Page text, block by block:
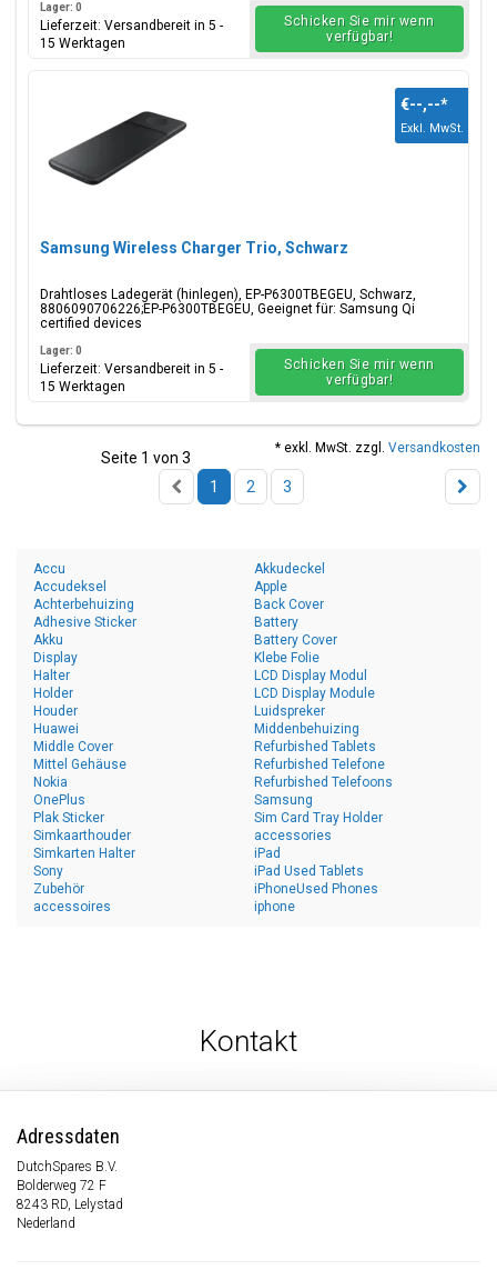
Lager: 0
Lieferzeit: Versandbereit in 5 -
15 Werktagen
Schicken Sie mir wenn
verfügbar!
Samsung Wireless Charger Trio, Schwarz
Drahtloses Ladegerät (hinlegen), EP-P6300TBEGEU, Schwarz,
8806090706226;EP-P6300TBEGEU, Geeignet für: Samsung Qi
certified devices
€--,--*
Exkl. MwSt.
Lager: 0
Lieferzeit: Versandbereit in 5 -
15 Werktagen
Schicken Sie mir wenn
verfügbar!
* exkl. MwSt. zzgl. Versandkosten
Seite 1 von 3
1
2 3
Accu
Accudeksel
Achterbehuizing
Adhesive Sticker
Akku
Akkudeckel
Apple
Back Cover
Battery
Battery Cover
Display
Halter
Holder
Houder
Huawei
Klebe Folie
LCD Display Modul
LCD Display Module
Luidspreker
Middenbehuizing
Middle Cover
Mittel Gehäuse
Nokia
OnePlus
Plak Sticker
Refurbished Tablets
Refurbished Telefone
Refurbished Telefoons
Samsung
Sim Card Tray Holder
Simkaarthouder
Simkarten Halter
Sony
Zubehör
accessoires
accessories
iPad
iPad Used Tablets
iPhoneUsed Phones
iphone
Kontakt
Adressdaten
DutchSpares B.V.
Bolderweg 72 F
8243 RD, Lelystad
Nederland